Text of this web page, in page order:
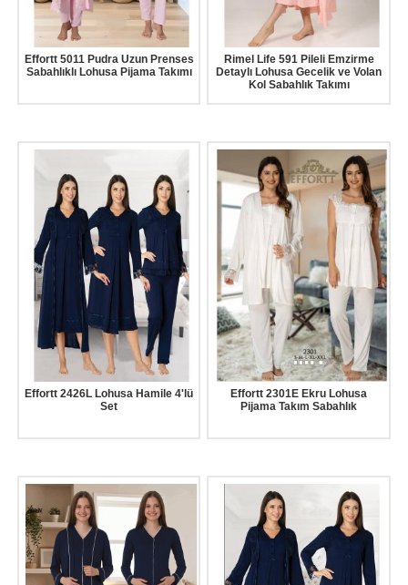
Effortt 5011 Pudra Uzun Prenses
Sabahlıklı Lohusa Pijama Takımı
Rimel Life 591 Pileli Emzirme
Detaylı Lohusa Gecelik ve Volan
Kol Sabahlık Takımı
Effortt 2426L Lohusa Hamile 4'lü
Set
Effortt 2301E Ekru Lohusa
Pijama Takım Sabahlık